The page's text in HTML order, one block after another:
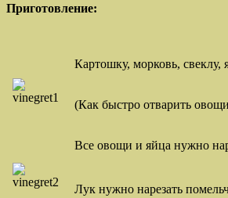
Приготовление:
Картошку, морковь, свеклу,
(Как быстро отварить
Все овощи и яйца нужно
Лук нужно нарезать